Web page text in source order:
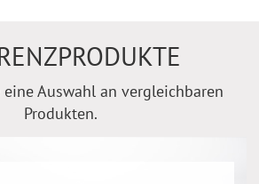
Auswahl an vergleichbaren
Produkten.